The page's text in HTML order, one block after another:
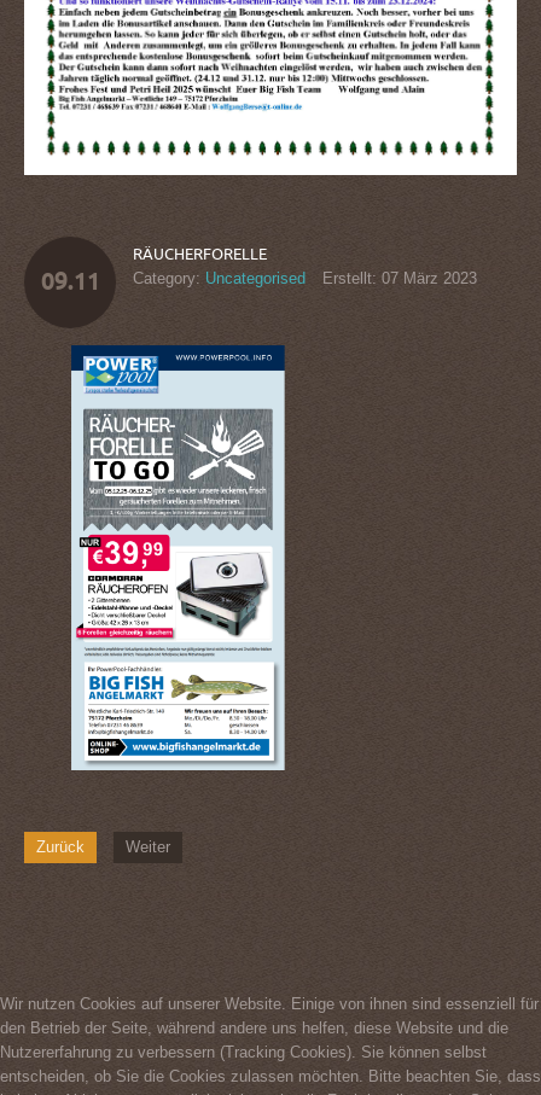
09.11
RÄUCHERFORELLE
Category: Uncategorised Erstellt: 07 März 2023
Zurück Weiter
Wir nutzen Cookies auf unserer Website. Einige von ihnen sind essenziell für
den Betrieb der Seite, während andere uns helfen, diese Website und die
Nutzererfahrung zu verbessern (Tracking Cookies). Sie können selbst
entscheiden, ob Sie die Cookies zulassen möchten. Bitte beachten Sie, dass